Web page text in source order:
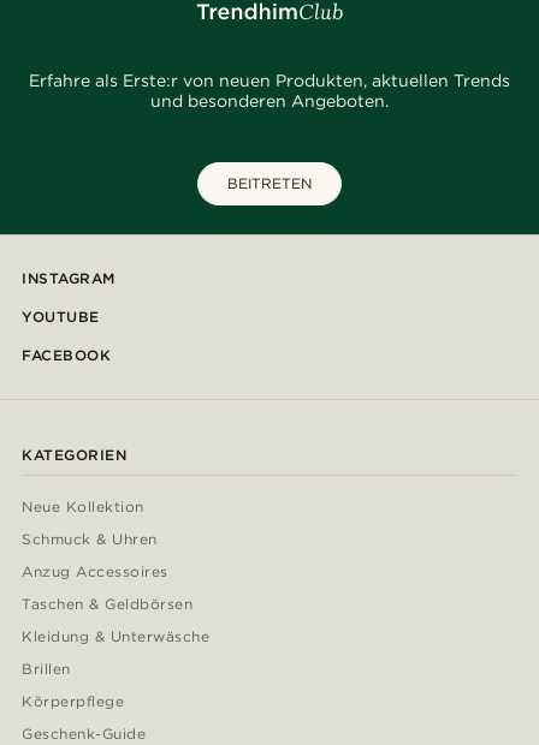
Erfahre als Erste:r von neuen Produkten, aktuellen Trends
und besonderen Angeboten.
BEITRETEN
INSTAGRAM
YOUTUBE
FACEBOOK
KATEGORIEN
Neue Kollektion
Schmuck & Uhren
Anzug Accessoires
Taschen & Geldbörsen
Kleidung & Unterwäsche
Brillen
Körperpflege
Geschenk-Guide